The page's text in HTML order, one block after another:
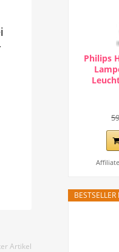
Artikel
Philips
BESTSELLER